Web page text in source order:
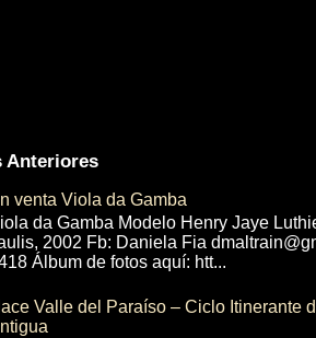
Anteriores
venta Viola da Gamba
da Gamba Modelo Henry Jaye
2002 Fb: Daniela Fia
Álbum de fotos aquí: htt...
Valle del Paraíso – Ciclo Itinerante